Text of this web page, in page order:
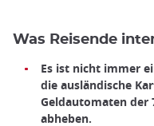
Was Reisende
Es ist nicht immer
die ausländische
Geldautomaten der
abheben.